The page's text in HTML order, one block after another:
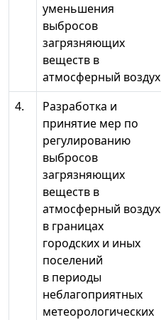
уменьшения
выбросов
загрязняющих
веществ в
атмосферный воздух
4.
Разработка и
принятие мер по
регулированию
выбросов
загрязняющих
веществ в
атмосферный воздух
в границах
городских и иных
поселений
в периоды
неблагоприятных
метеорологических